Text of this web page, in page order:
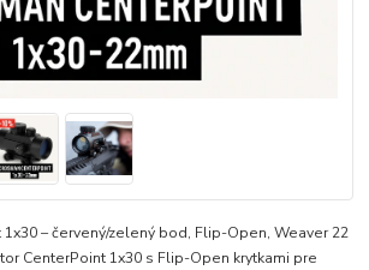
– červený/zelený bod, Flip-Open, Weaver 22
CenterPoint 1x30 s Flip-Open krytkami pre